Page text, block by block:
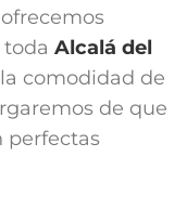
toda Alcalá del
comodidad de
de que
perfectas